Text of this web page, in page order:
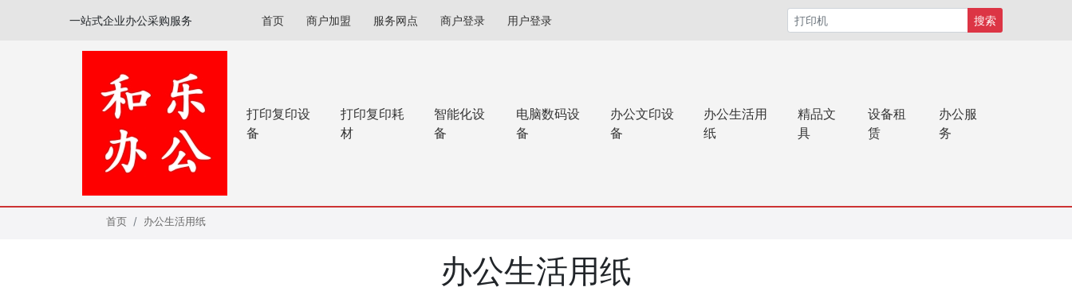
一站式企业办公采购服务 首页 商户加盟 服务网点 商户登录 用户登录 搜索
打印复印设
备
打印复印耗
材
智能化设
备
电脑数码设
备
办公文印设
备
办公生活用
纸
精品文
具
设备租
赁
办公服
务
首页 办公生活用纸
办公生活用纸